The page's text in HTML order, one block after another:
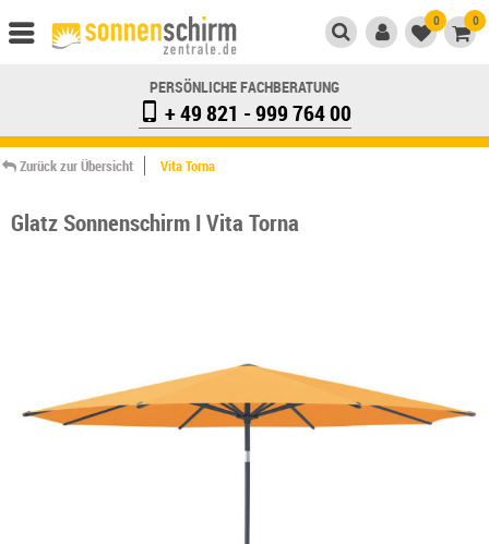
0 0
PERSÖNLICHE FACHBERATUNG
+ 49 821 - 999 764 00
Zurück zur Übersicht Vita Torna
Glatz Sonnenschirm I Vita Torna